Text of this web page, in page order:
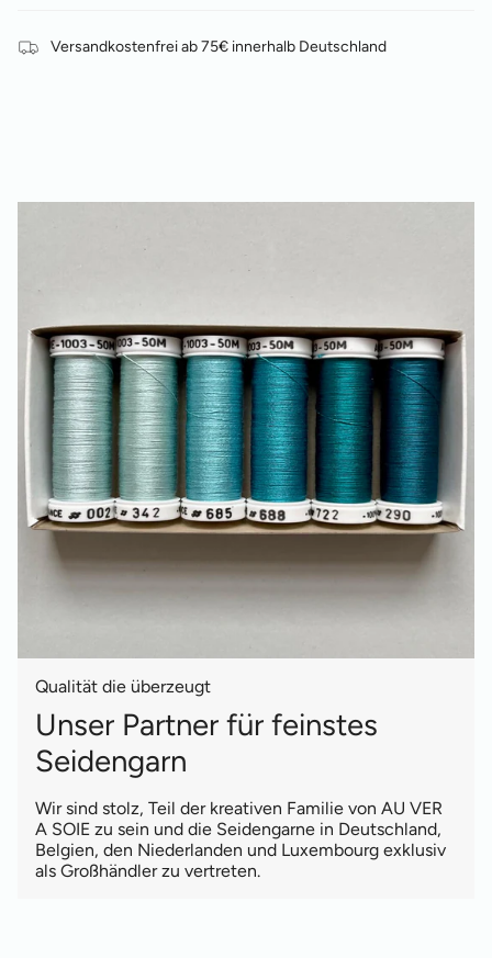
Versandkostenfrei ab 75€ innerhalb Deutschland
Qualität die überzeugt
Unser Partner für feinstes
Seidengarn
Wir sind stolz, Teil der kreativen Familie von AU VER
A SOIE zu sein und die Seidengarne in Deutschland,
Belgien, den Niederlanden und Luxembourg exklusiv
als Großhändler zu vertreten.